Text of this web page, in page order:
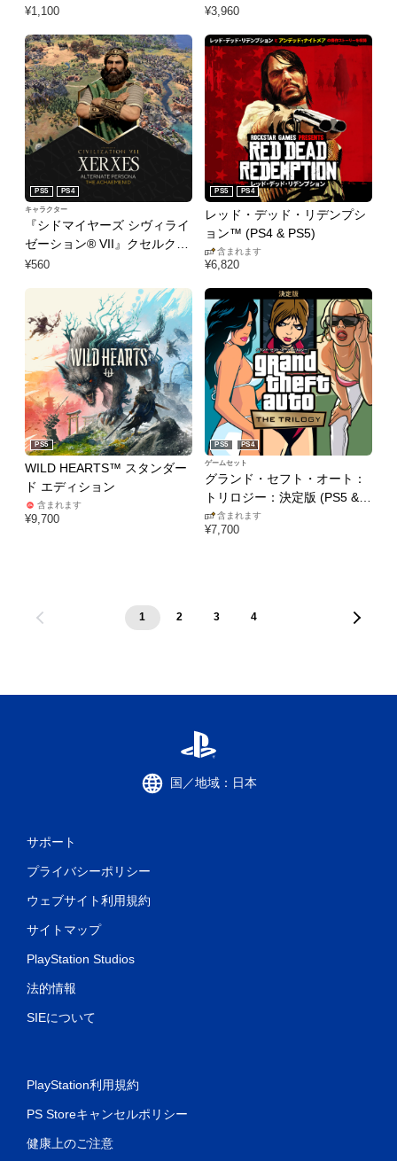
ショーニー パック
¥1,100
流」コレクション
¥3,960
『シドマイヤーズ シヴィライ
ゼーション® VII』クセルクセ
ス「アケメネス」パーソナリ
PS5 PS4
キャラクター
¥560
レッド・デッド・リデンプシ
ョン™ (PS4 & PS5)
PS5 PS4
含まれます
¥6,820
WILD HEARTS™ スタンダー
ド エディション
PS5
含まれます
¥9,700
グランド・セフト・オート：
トリロジー：決定版 (PS5 &
PS4)
PS5 PS4
ゲームセット
含まれます
¥7,700
1 2 3 4
国／地域：日本
サポート
プライバシーポリシー
ウェブサイト利用規約
サイトマップ
PlayStation Studios
法的情報
SIEについて
PlayStation利用規約
PS Storeキャンセルポリシー
健康上のご注意